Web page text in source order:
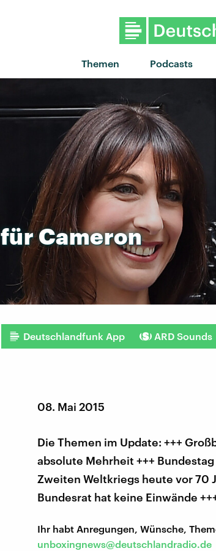
Themen Podcasts
fürCameron
Deutschlandfunk App ARD Sounds
08. Mai 2015
Die Themen im Update: +++
absolute Mehrheit +++
Zweiten Weltkriegs heute vor 70
Bundesrat hat keine Einwände
Ihr habt Anregungen, Wünsche,
unboxingnews@deutschlandradio.de